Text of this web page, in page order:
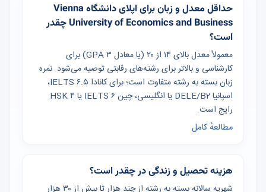
حداقل معدل و زبان برای اپلای دانشگاه Vienna
University of Economics and Business چقدر
است؟
معمولاً معدل بالای ۱۴ از ۲۰ (یا معادل GPA ۳) برای
کارشناسی و بالاتر برای رشته‌های رقابتی توصیه می‌شود. نمره
زبان بسته به رشته متفاوت است؛ برای کانادا IELTS ۶.۵،
اسپانیا DELE/B2 یا انگلیسی، چین IELTS ۶ یا HSK ۴
رایج است.
مطالعهٔ کامل
هزینه تحصیل و زندگی در چقدر است؟